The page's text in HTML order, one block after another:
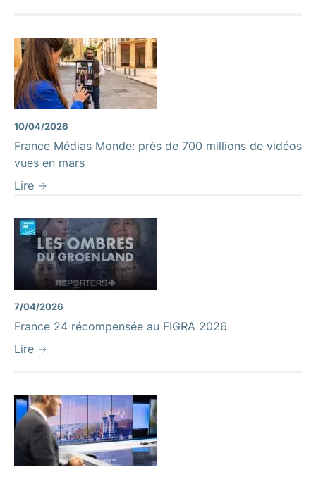
10/04/2026
France Médias Monde: près de 700 millions de vidéos
vues en mars
Lire
7/04/2026
France 24 récompensée au FIGRA 2026
Lire